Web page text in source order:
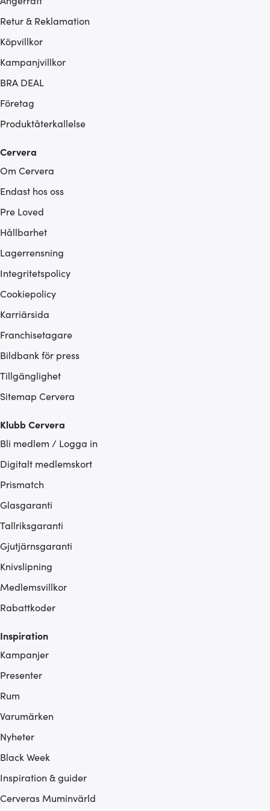
Retur & Reklamation
Köpvillkor
Kampanjvillkor
BRA DEAL
Företag
Produktåterkallelse
Cervera
Om Cervera
Endast hos oss
Pre Loved
Hållbarhet
Lagerrensning
Integritetspolicy
Cookiepolicy
Karriärsida
Franchisetagare
Bildbank för press
Tillgänglighet
Sitemap Cervera
Klubb Cervera
Bli medlem / Logga in
Digitalt medlemskort
Prismatch
Glasgaranti
Tallriksgaranti
Gjutjärnsgaranti
Knivslipning
Medlemsvillkor
Rabattkoder
Inspiration
Kampanjer
Presenter
Rum
Varumärken
Nyheter
Black Week
Inspiration & guider
Cerveras Muminvärld